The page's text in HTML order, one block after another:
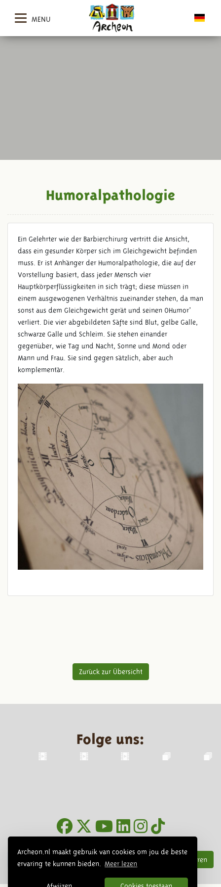
Archeon.nl maakt gebruik van cookies om jou de beste
ervaring te kunnen bieden.
Meer lezen
MENU
HUMORALPATHOLOGIE
Humoralpathologie
Ein Gelehrter wie der Barbierchirurg vertritt die Ansicht,
dass ein gesunder Körper sich im Gleichgewicht befinden
muss. Er ist Anhänger der Humoralpathologie, die auf der
Vorstellung basiert, dass jeder Mensch vier
Hauptkörperflüssigkeiten in sich trägt; diese müssen in
einem ausgewogenen Verhältnis zueinander stehen, da man
sonst aus dem Gleichgewicht gerät und seinen ‚Humor’
verliert. Die vier abgebildeten Säfte sind Blut, gelbe Galle,
schwarze Galle und Schleim. Sie stehen einander
gegenüber, wie Tag und Nacht, Sonne und Mond oder
Mann und Frau. Sie sind gegen sätzlich, aber auch
komplementär.
Zurück zur Übersicht
Folge uns:
Abonnieren